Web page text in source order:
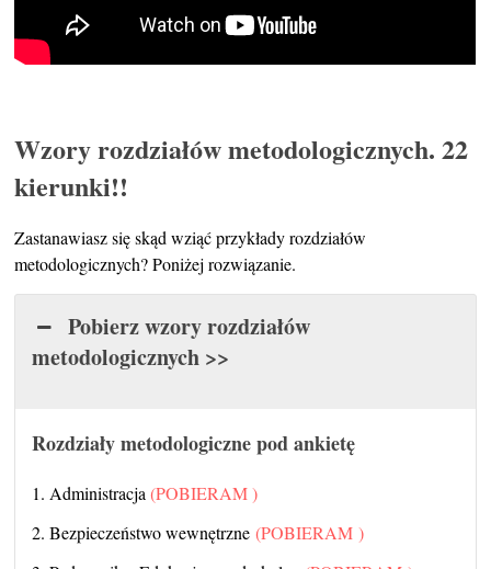
Wzory rozdziałów metodologicznych. 22
kierunki!!
Zastanawiasz się skąd wziąć przykłady rozdziałów
metodologicznych? Poniżej rozwiązanie.
Pobierz wzory rozdziałów
metodologicznych >>
Rozdziały metodologiczne pod ankietę
1. Administracja(POBIERAM )
2. Bezpieczeństwo wewnętrzne(POBIERAM )